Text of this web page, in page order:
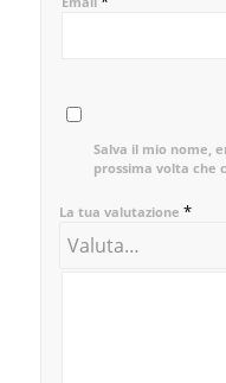
Salva il mio nome,
prossima volta che
La tua valutazione *